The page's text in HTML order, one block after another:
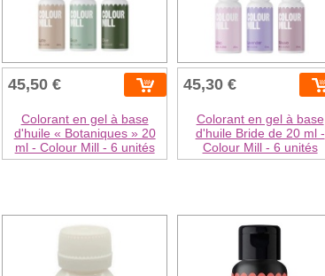
45,50 €
Colorant en gel à base
d'huile « Botaniques » 20
ml - Colour Mill - 6 unités
45,30 €
Colorant en gel à base
d'huile Bride de 20 ml -
Colour Mill - 6 unités